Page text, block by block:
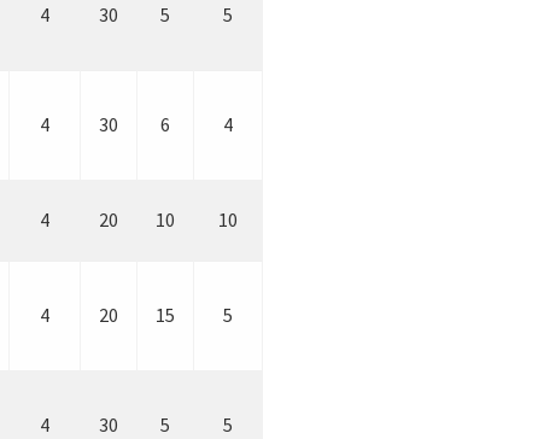
4 30 5 5
4 30 6 4
4 20 10 10
4 20 15 5
4 30 5 5